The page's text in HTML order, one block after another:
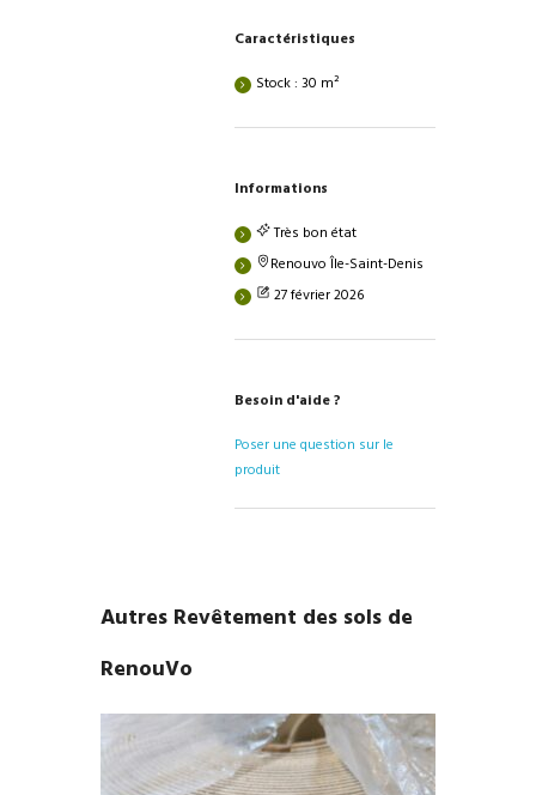
Caractéristiques
Stock : 30 m²
Informations
Très bon état
Renouvo Île-Saint-Denis
27 février 2026
Besoin d'aide ?
Poser une question sur le
produit
Autres Revêtement des sols de
RenouVo